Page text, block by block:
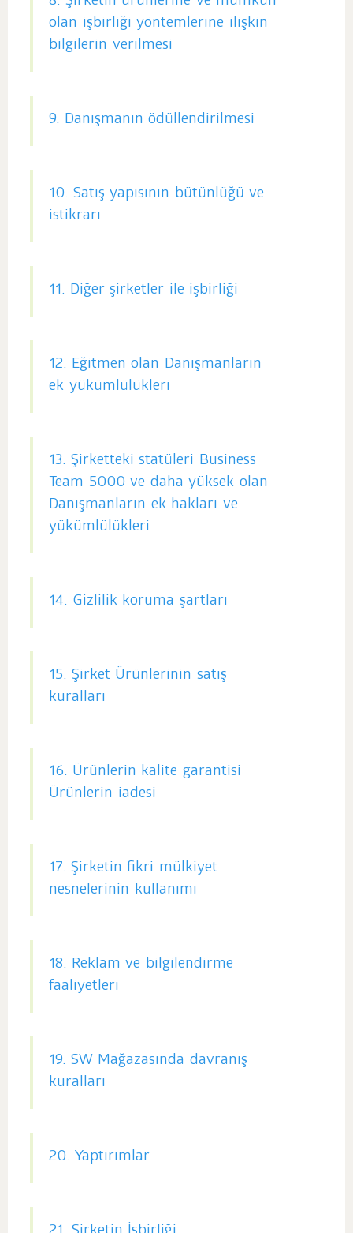
olan işbirliği yöntemlerine ilişkin
bilgilerin verilmesi
9. Danışmanın ödüllendirilmesi
10. Satış yapısının bütünlüğü ve
istikrarı
11. Diğer şirketler ile işbirliği
12. Eğitmen olan Danışmanların
ek yükümlülükleri
13. Şirketteki statüleri Business
Team 5000 ve daha yüksek olan
Danışmanların ek hakları ve
yükümlülükleri
14. Gizlilik koruma şartları
15. Şirket Ürünlerinin satış
kuralları
16. Ürünlerin kalite garantisi
Ürünlerin iadesi
17. Şirketin fikri mülkiyet
nesnelerinin kullanımı
18. Reklam ve bilgilendirme
faaliyetleri
19. SW Mağazasında davranış
kuralları
20. Yaptırımlar